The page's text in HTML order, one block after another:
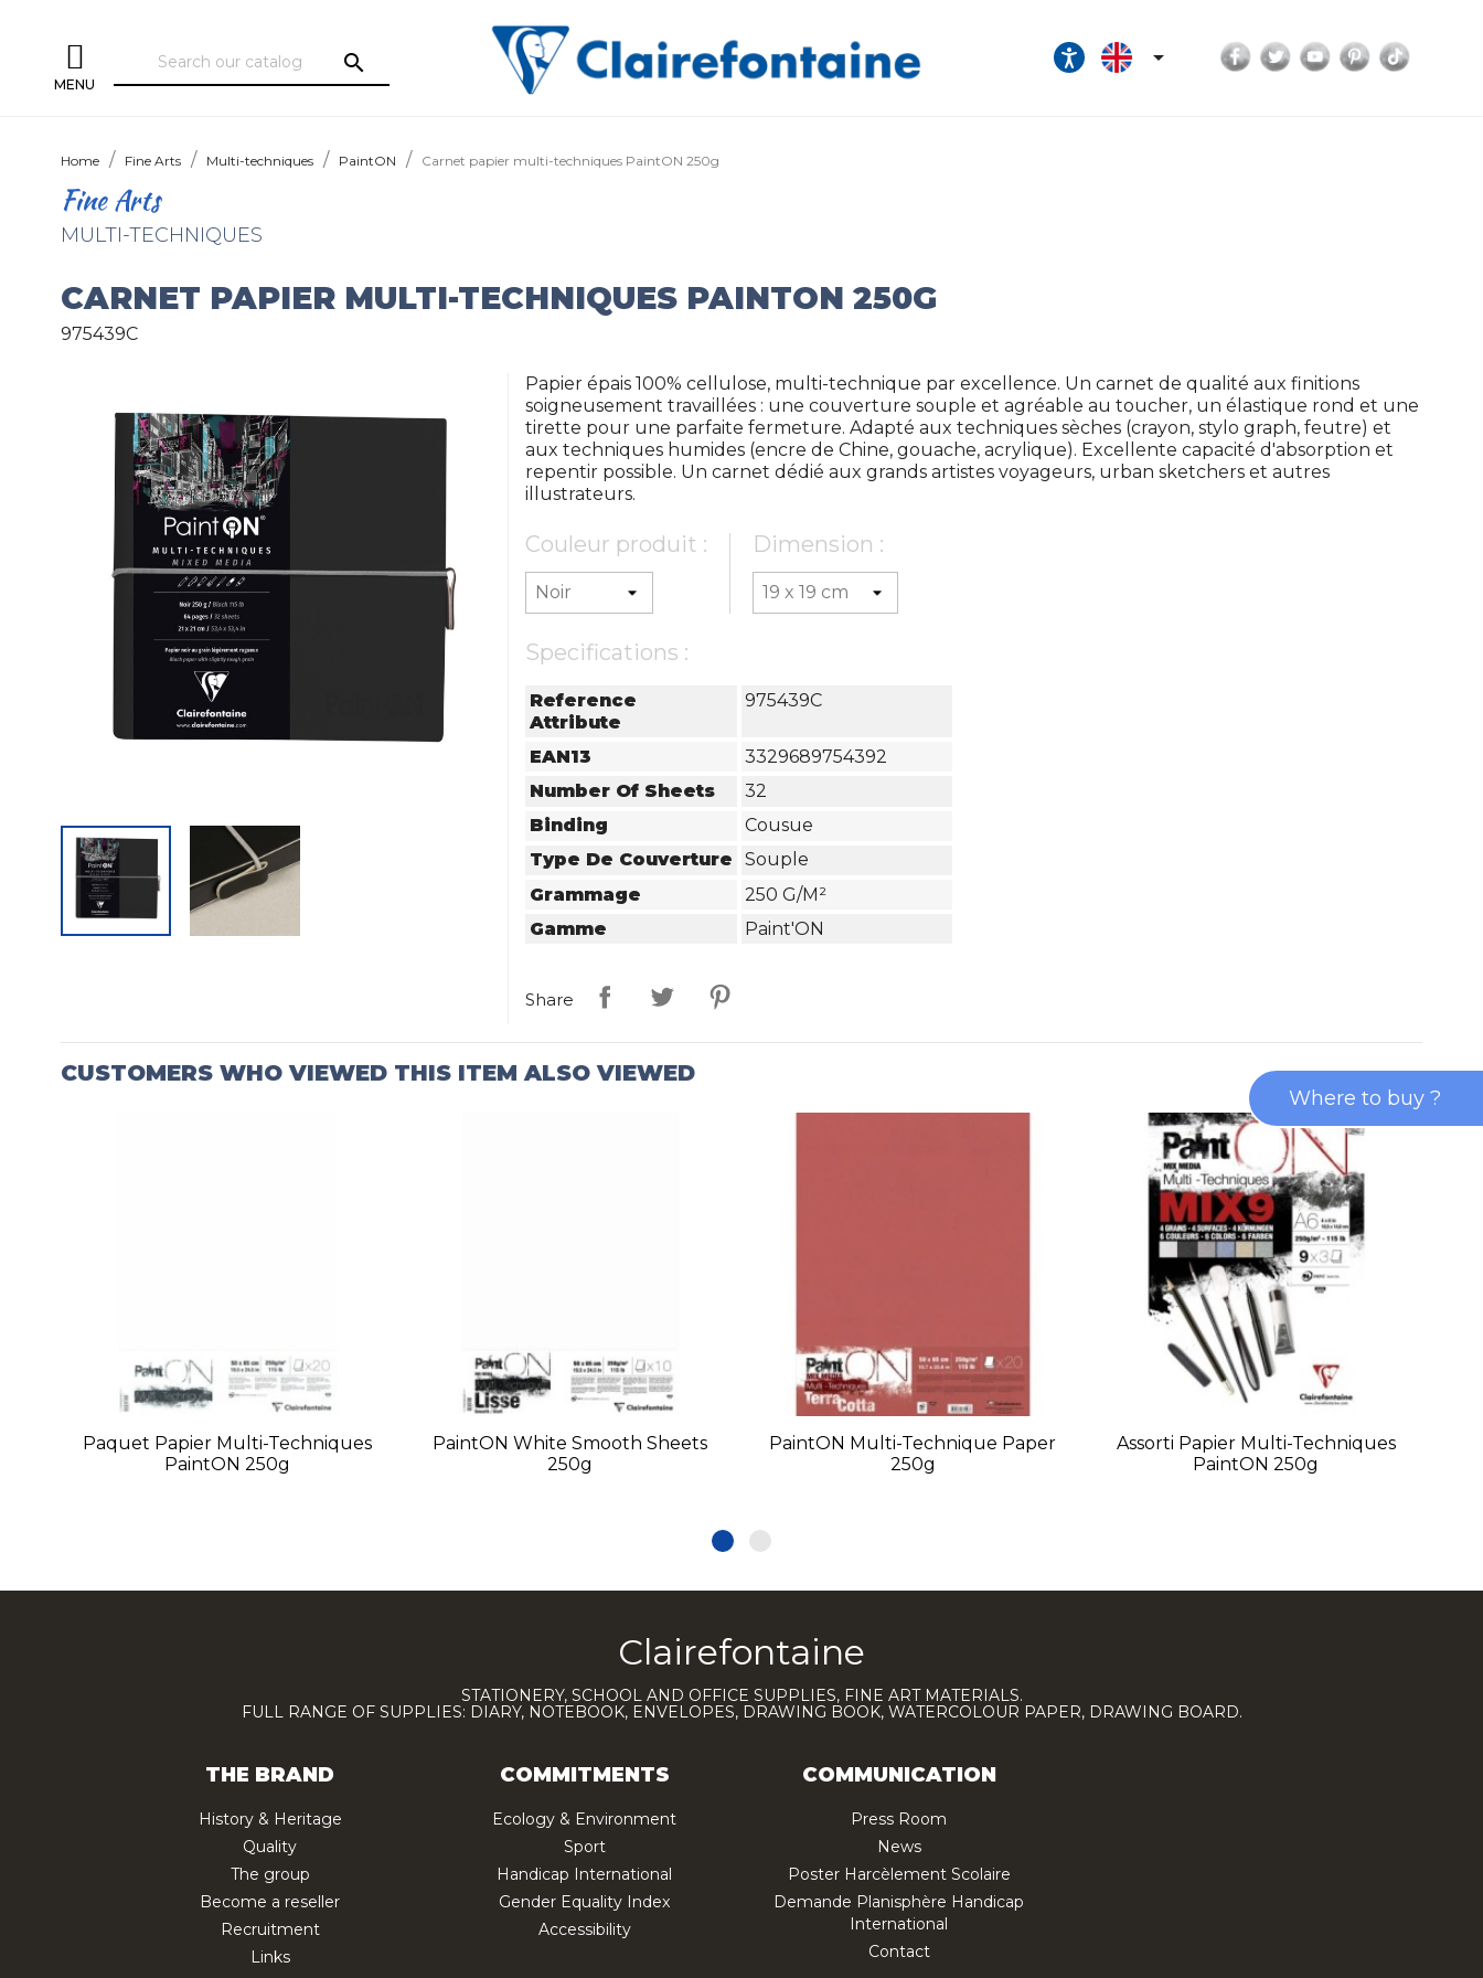
MENU
search  Facebook
TwitterYouTubePinterest
Home Fine Arts Multi-techniques PaintON Carnet papier multi-techniques PaintON 250g
Fine Arts
MULTI-TECHNIQUES
CARNET PAPIER MULTI-TECHNIQUES PAINTON 250G
975439C
Papier épais 100% cellulose, multi-technique par excellence. Un carnet de qualité aux finitions
soigneusement travaillées : une couverture souple et agréable au toucher, un élastique rond et une
tirette pour une parfaite fermeture. Adapté aux techniques sèches (crayon, stylo graph, feutre) et
aux techniques humides (encre de Chine, gouache, acrylique). Excellente capacité d'absorption et
repentir possible. Un carnet dédié aux grands artistes voyageurs, urban sketchers et autres
illustrateurs.
Couleur produit : Dimension :
Specifications :
Reference
Attribute
975439C
EAN13
3329689754392
Number Of Sheets
32
Binding
Cousue
Type De Couverture
Souple
Grammage
250 G/m²
Gamme
Paint'ON
Share
CUSTOMERS WHO VIEWED THIS ITEM ALSO VIEWED
Paquet Papier Multi-Techniques
PaintON 250g
PaintON White Smooth Sheets
250g
PaintON Multi-Technique Paper
250g
Assorti Papier Multi-Techniques
PaintON 250g
Clairefontaine
STATIONERY, SCHOOL AND OFFICE SUPPLIES, FINE ART MATERIALS.
FULL RANGE OF SUPPLIES: DIARY, NOTEBOOK, ENVELOPES, DRAWING BOOK, WATERCOLOUR PAPER, DRAWING BOARD.
THE BRAND
History & Heritage
Quality
The group
Become a reseller
Recruitment
Links
COMMITMENTS
Ecology & Environment
Sport
Handicap International
Gender Equality Index
Accessibility
COMMUNICATION
Press Room
News
Poster Harcèlement Scolaire
Demande Planisphère Handicap
International
Contact
Where to buy ?